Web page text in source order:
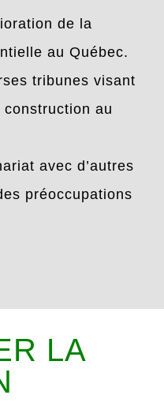
de la
au Québec.
tribunes visant
construction au
avec d’autres
préoccupations
LA